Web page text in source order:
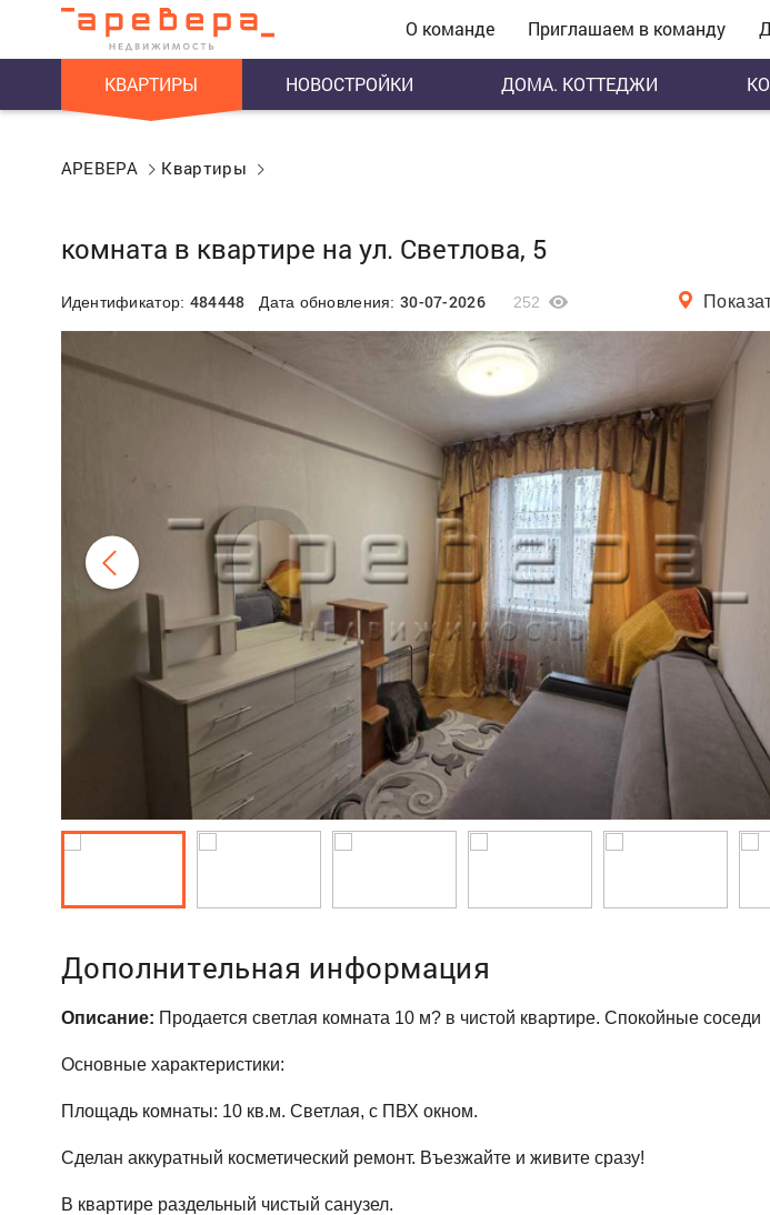
О команде Приглашаем в команду
КВАРТИРЫ НОВОСТРОЙКИ ДОМА. КОТТЕДЖИ
АРЕВЕРА Квартиры
комната в квартире на ул. Светлова, 5
Идентификатор: 484448 Дата обновления: 30-07-2026 252
Дополнительная информация
Описание: Продается светлая комната 10 м? в чистой квартире. Спокойные соседи
Основные характеристики:
Площадь комнаты: 10 кв.м. Светлая, с ПВХ окном.
Сделан аккуратный косметический ремонт. Въезжайте и живите сразу!
В квартире раздельный чистый санузел.